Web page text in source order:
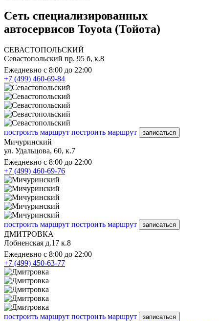
Сеть специализированных
автосервисов Toyota (Тойота)
СЕВАСТОПОЛЬСКИЙ
Севастопольский пр. 95 б, к.8
Ежедневно с 8:00 до 22:00
+7 (499) 460-69-84
построить маршрут построить маршрут записаться
Мичуринский
ул. Удальцова, 60, к.7
Ежедневно с 8:00 до 22:00
+7 (499) 460-69-76
построить маршрут построить маршрут записаться
ДМИТРОВКА
Лобненская д.17 к.8
Ежедневно с 8:00 до 22:00
+7 (499) 450-63-77
построить маршрут построить маршрут записаться